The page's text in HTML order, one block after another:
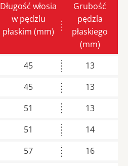
Długość włosia
w pędzlu
płaskim (mm)
Grubość
pędzla
płaskiego
(mm)
45
13
45
13
51
13
51
14
57
16